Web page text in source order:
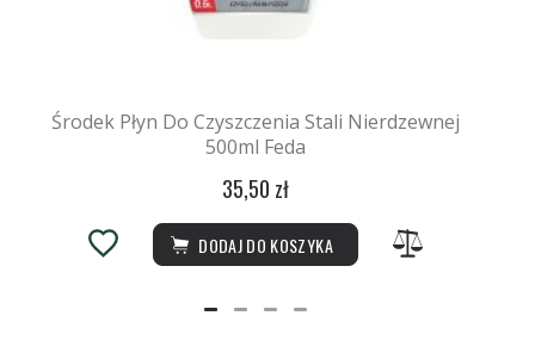
Środek Płyn Do Czyszczenia Stali Nierdzewnej
500ml Feda
35,50 zł
DODAJ DO KOSZYKA